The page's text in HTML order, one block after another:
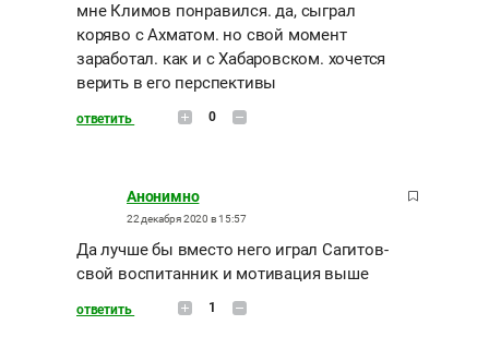
мне Климов понравился. да, сыграл
коряво с Ахматом. но свой момент
заработал. как и с Хабаровском. хочется
верить в его перспективы
ответить 0
Анонимно
22 декабря 2020 в 15:57
Да лучше бы вместо него играл Сагитов-
свой воспитанник и мотивация выше
ответить 1